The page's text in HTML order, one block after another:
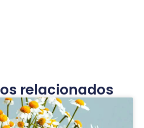
relacionados